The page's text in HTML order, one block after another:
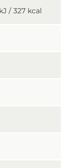
kJ / 327 kcal